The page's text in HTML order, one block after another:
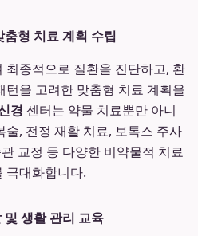
형 치료 계획 수립
최종적으로 질환을 진단하고, 환
턴을 고려한 맞춤형 치료 계획을
경 센터는 약물 치료뿐만 아니
, 전정 재활 치료, 보톡스 주사
교정 등 다양한 비약물적 치료
극대화합니다.
생활 관리 교육